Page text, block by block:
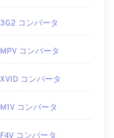
3G2 コンバータ
MPV コンバータ
XVID コンバータ
M1V コンバータ
F4V コンバータ